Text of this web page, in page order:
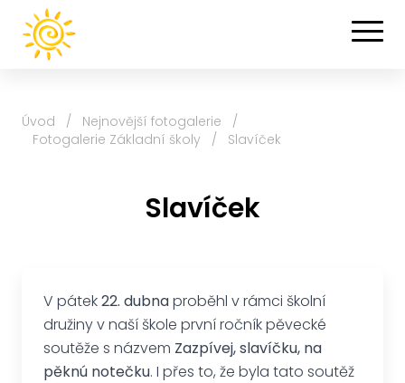
Úvod / Nejnovější fotogalerie
/
Fotogalerie Základní školy
/ Slavíček
Slavíček
V pátek22. dubnaproběhl v rámci školní
družiny v naší škole první ročník pěvecké
soutěže s názvem Zazpívej, slavíčku, na
pěknú notečku. I přes to, že byla tato soutěž